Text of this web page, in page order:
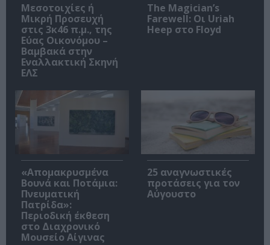
Μεσοτοιχίες ή
Μικρή Προσευχή
στις 3κ46 π.μ., της
Εύας Οικονόμου –
Βαμβακά στην
Εναλλακτική Σκηνή
ΕΛΣ
The Magician’s
Farewell: Οι Uriah
Heep στο Floyd
«Απομακρυσμένα
Βουνά και Ποτάμια:
Πνευματική
Πατρίδα»:
Περιοδική έκθεση
στο Διαχρονικό
Μουσείο Αίγινας
25 αναγνωστικές
προτάσεις για τον
Αύγουστο